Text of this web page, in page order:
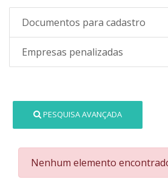
Documentos para cadastro
Empresas penalizadas
PESQUISA AVANÇADA
Nenhum elemento